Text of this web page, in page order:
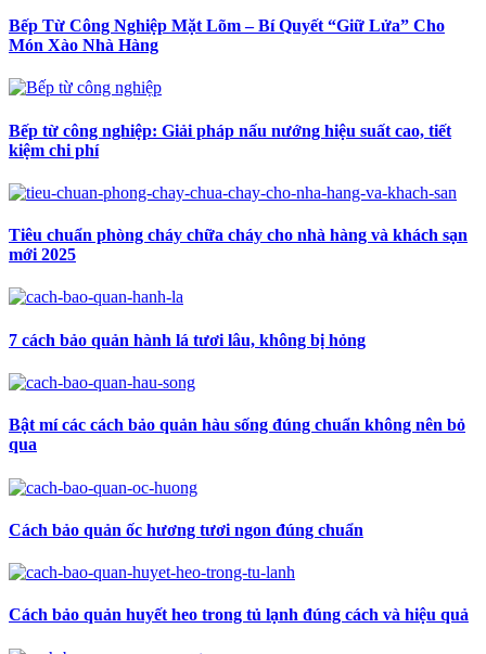
Bếp Từ Công Nghiệp Mặt Lõm – Bí Quyết “Giữ Lửa” Cho
Món Xào Nhà Hàng
Bếp từ công nghiệp: Giải pháp nấu nướng hiệu suất cao, tiết
kiệm chi phí
Tiêu chuẩn phòng cháy chữa cháy cho nhà hàng và khách sạn
mới 2025
7 cách bảo quản hành lá tươi lâu, không bị hỏng
Bật mí các cách bảo quản hàu sống đúng chuẩn không nên bỏ
qua
Cách bảo quản ốc hương tươi ngon đúng chuẩn
Cách bảo quản huyết heo trong tủ lạnh đúng cách và hiệu quả